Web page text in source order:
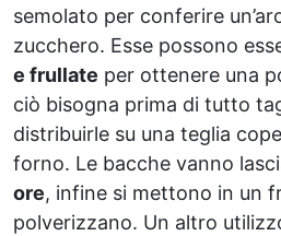
semolato per conferire
zucchero. Esse possono
e frullate per ottenere una
ciò bisogna prima di tutto
distribuirle su una teglia
forno. Le bacche vanno
ore, infine si mettono in un
polverizzano. Un altro